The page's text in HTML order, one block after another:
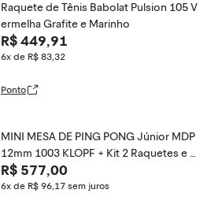
Raquete de Tênis Babolat Pulsion 105 V
ermelha Grafite e Marinho
R$ 449,91
6x de R$ 83,32
Ponto
MINI MESA DE PING PONG Júnior MDP
12mm 1003 KLOPF + Kit 2 Raquetes e 3
Bolinhas 5055
R$ 577,00
6x de R$ 96,17 sem juros